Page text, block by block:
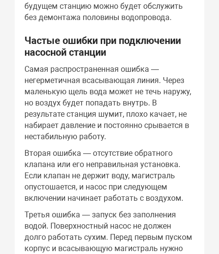
будущем станцию можно будет обслужить
без демонтажа половины водопровода.
Частые ошибки при подключении
насосной станции
Самая распространенная ошибка —
негерметичная всасывающая линия. Через
маленькую щель вода может не течь наружу,
но воздух будет попадать внутрь. В
результате станция шумит, плохо качает, не
набирает давление и постоянно срывается в
нестабильную работу.
Вторая ошибка — отсутствие обратного
клапана или его неправильная установка.
Если клапан не держит воду, магистраль
опустошается, и насос при следующем
включении начинает работать с воздухом.
Третья ошибка — запуск без заполнения
водой. Поверхностный насос не должен
долго работать сухим. Перед первым пуском
корпус и всасывающую магистраль нужно